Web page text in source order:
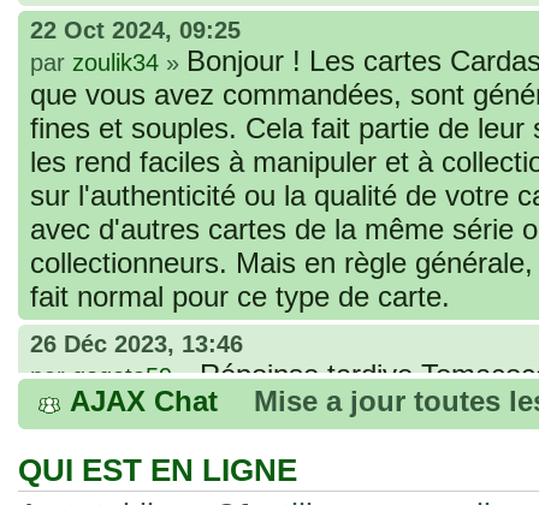
22 Oct 2024, 09:25
par zoulik34 » Bonjour ! Les cartes
que vous avez commandées, sont
fines et souples. Cela fait partie de
les rend faciles à manipuler et à
sur l'authenticité ou la qualité de votre
avec d'autres cartes de la même série
collectionneurs. Mais en règle
fait normal pour ce type de carte.
26 Déc 2023, 13:46
pargogeta59»Répoinse tardive
acheter une réédition de cette Hondan ?
02 Juin 2023, 14:17
parTomacoco»Bonjour j'ai commandé
AJAX Chat Mise a jour toutes
QUI EST EN LIGNE